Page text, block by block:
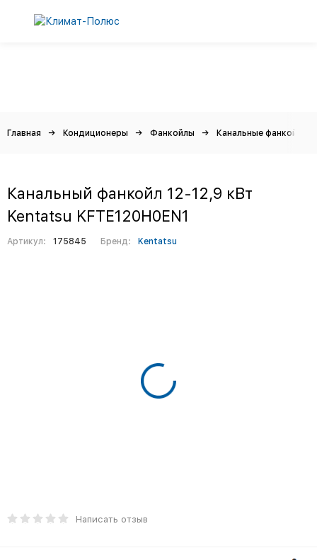
Главная Кондиционеры Фанкойлы Канальные фанкойлы
Канальный фанкойл 12-12,9 кВт
Kentatsu KFTE120H0EN1
Артикул: 175845 Бренд: Kentatsu
Написать отзыв